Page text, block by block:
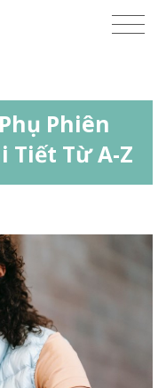
Phiên
Tiết Từ A-Z